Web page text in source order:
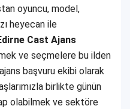
oyuncu, model,
heyecan ile
Cast Ajans
ve seçmelere bu ilden
başvuru ekibi olarak
birlikte günün
olabilmek ve sektöre